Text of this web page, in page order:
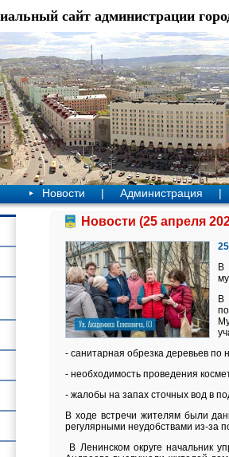
сайт администрации
Новости | Администрация |
Новости (25 апреля
В
В
- санитарная обрезка деревьев по
- необходимость проведения
- жалобы на запах сточных вод в
В ходе встречи жителям были
регулярными неудобствами
В Ленинском округе начальник